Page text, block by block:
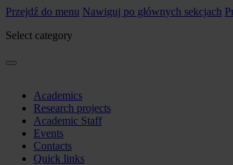
Przejdź do menu Nawiguj po głównych sekcjach
Select category
Academics
Research projects
Academic Staff
Events
Contacts
Quick links